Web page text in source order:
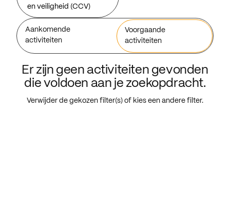
en veiligheid (CCV)
Aankomende
activiteiten
Voorgaande
activiteiten
Er zijn geen activiteiten gevonden
die voldoen aan je zoekopdracht.
Verwijder de gekozen filter(s) of kies een andere filter.